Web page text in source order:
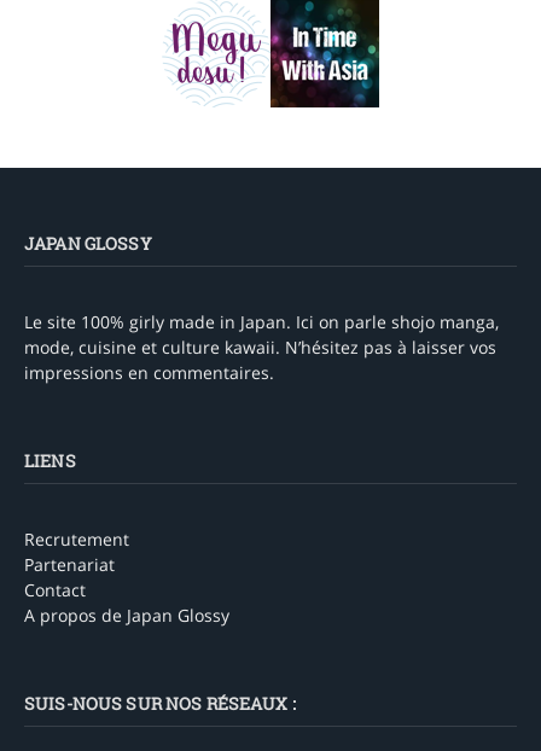
JAPAN GLOSSY
Le site 100% girly made in Japan. Ici on parle shojo manga,
mode, cuisine et culture kawaii. N’hésitez pas à laisser vos
impressions en commentaires.
LIENS
Recrutement
Partenariat
Contact
A propos de Japan Glossy
SUIS-NOUS SUR NOS RÉSEAUX :